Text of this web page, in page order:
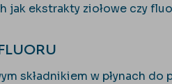
jak ekstrakty ziołowe czy
składnikiem w płynach